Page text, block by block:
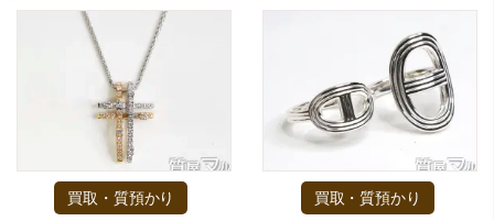
（大阪府東大阪市）ネットを見て安心できるお店であると
感じて飛び込みで訪問。飛びこみにも関わらず、とても親
切、丁ねいな対応をして頂き、思っていた以上の信用でき
るお店でした。満足いく金額で買い取って頂きました。あ
りがとうございます。
買取・質預かり 買取・質預かり